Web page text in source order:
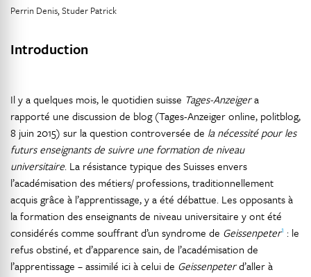
Perrin Denis Studer Patrick
Introduction
Il y a quelques mois, le quotidien suisse Tages-Anzeigera
rapporté une discussion de blog (Tages-Anzeiger online, politblog,
8 juin 2015) sur la question controversée de la nécessité pour les
futurs enseignants de suivre une formation de niveau
universitaire. La résistance typique des Suisses envers
l’académisation des métiers/ professions, traditionnellement
acquis grâce à l’apprentissage, y a été débattue. Les opposants à
la formation des enseignants de niveau universitaire y ont été
considérés comme souffrant d’un syndrome de Geissenpeter1 : le
refus obstiné, et d’apparence sain, de l’académisation de
l’apprentissage – assimilé ici à celui de Geissenpeterd’aller à